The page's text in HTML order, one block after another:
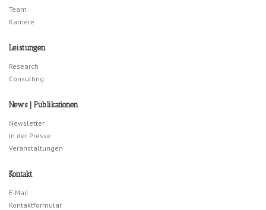
Team
Karriere
Leistungen
Research
Consulting
News | Publikationen
Newsletter
In der Presse
Veranstaltungen
Kontakt
E-Mail
Kontaktformular